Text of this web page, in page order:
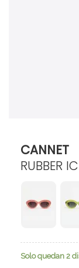
CANNET
RUBBER
Solo quedan 2